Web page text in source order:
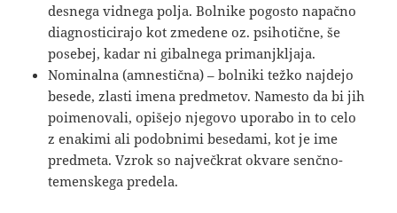
desnega vidnega polja. Bolnike pogosto napačno
diagnosticirajo kot zmedene oz. psihotične, še
posebej, kadar ni gibalnega primanjkljaja.
Nominalna (amnestična) – bolniki težko najdejo
besede, zlasti imena predmetov. Namesto da bi jih
poimenovali, opišejo njegovo uporabo in to celo
z enakimi ali podobnimi besedami, kot je ime
predmeta. Vzrok so največkrat okvare senčno-
temenskega predela.